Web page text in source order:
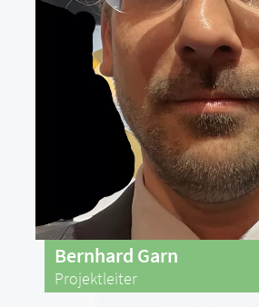
Bernhard Garn
Projektleiter